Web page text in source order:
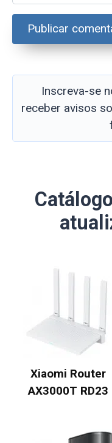
Inscreva-se
receber avisos
Xiaomi Router
AX3000T RD23